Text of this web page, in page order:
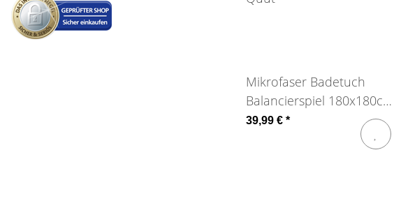
Mikrofaser Badetuch
Balancierspiel 180x180cm
Quut
39,99 € *